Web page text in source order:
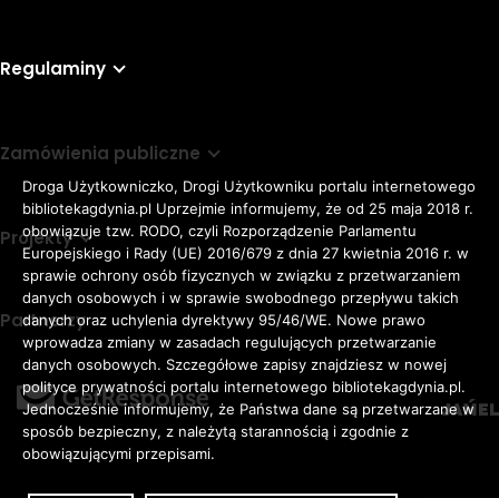
Rozmiar
czcionki
Adomyślna czcionka
Awiększa czcionka
Aduża czcionka
KONTRAST:
ZWIĘKSZ
ODSTĘPY
W
Regulaminy
Zamówienia publiczne
Projekty
Partnerzy
Droga Użytkowniczko, Drogi Użytkowniku portalu internetowego
bibliotekagdynia.pl Uprzejmie informujemy, że od 25 maja 2018 r.
obowiązuje tzw. RODO, czyli Rozporządzenie Parlamentu
Europejskiego i Rady (UE) 2016/679 z dnia 27 kwietnia 2016 r. w
sprawie ochrony osób fizycznych w związku z przetwarzaniem
danych osobowych i w sprawie swobodnego przepływu takich
danych oraz uchylenia dyrektywy 95/46/WE. Nowe prawo
wprowadza zmiany w zasadach regulujących przetwarzanie
danych osobowych. Szczegółowe zapisy znajdziesz w nowej
polityce prywatności portalu internetowego bibliotekagdynia.pl.
Jednocześnie informujemy, że Państwa dane są przetwarzane w
sposób bezpieczny, z należytą starannością i zgodnie z
obowiązującymi przepisami.